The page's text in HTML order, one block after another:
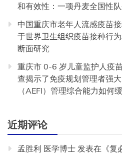
和有效性：一项丹麦全国性
中国重庆市老年人流感疫苗
于世界卫生组织疫苗接种行
断面研究
重庆市 0-6 岁儿童监护人疫
查揭示了免疫规划管理者强
（AEFI）管理综合能力如何
近期评论
孟胜利 医学博士 发表在《复